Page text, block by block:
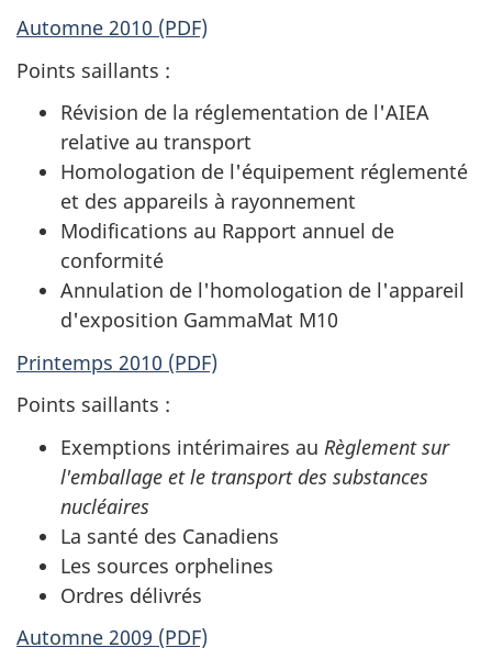
Automne 2010 (PDF)
Points saillants :
Révision de la réglementation de l'AIEA
relative au transport
Homologation de l'équipement réglementé
et des appareils à rayonnement
Modifications au Rapport annuel de
conformité
Annulation de l'homologation de l'appareil
d'exposition GammaMat M10
Printemps 2010 (PDF)
Points saillants :
Exemptions intérimaires au Règlement sur
l'emballage et le transport des substances
nucléaires
La santé des Canadiens
Les sources orphelines
Ordres délivrés
Automne 2009 (PDF)